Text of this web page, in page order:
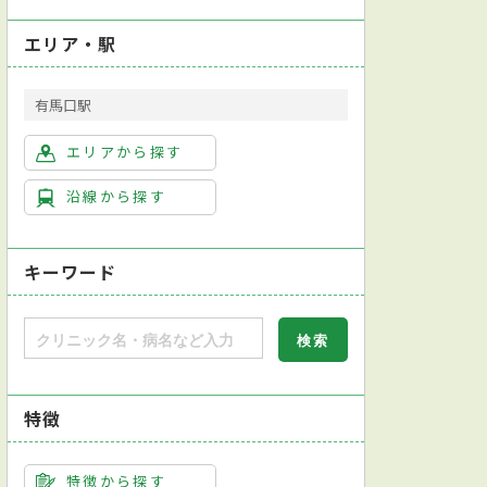
エリア・駅
有馬口駅
エリアから探す
沿線から探す
キーワード
特徴
特徴から探す